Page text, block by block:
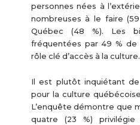
personnes nées à
nombreuses à le faire
Québec (48 %). Les
fréquentées par 49 % de
rôle clé d’accès à la culture.
Il est plutôt inquiétant
pour la culture
L’enquête démontre que
quatre (23 %) privilégie